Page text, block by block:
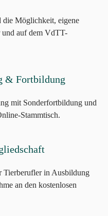
die Möglichkeit, eigene
und auf dem VdTT-
& Fortbildung
mit Sonderfortbildung und
Stammtisch.
Tierberufler in Ausbildung
an den kostenlosen